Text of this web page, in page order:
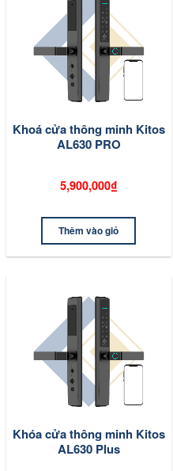
Khoá cửa thông minh Kitos
AL630 PRO
5,900,000₫
Thêm vào giỏ
Khóa cửa thông minh Kitos
AL630 Plus